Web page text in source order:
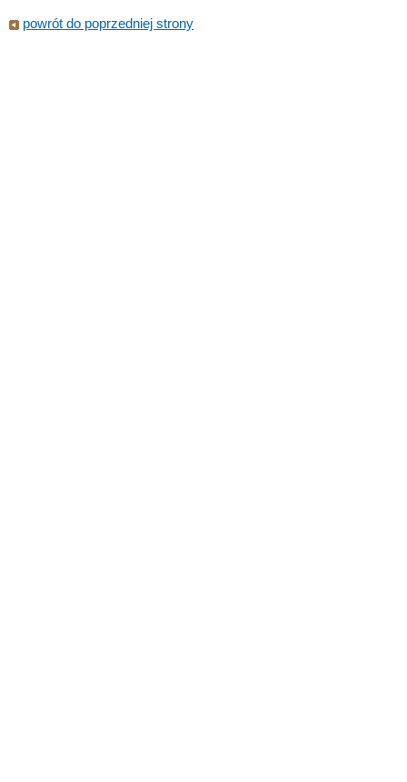
powrót do poprzedniej strony